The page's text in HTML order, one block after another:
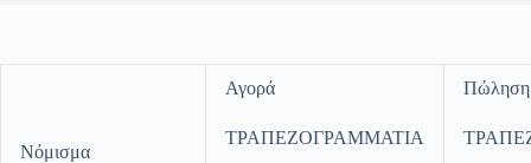
Νόμισμα
Αγορά
ΤΡΑΠΕΖΟΓΡΑΜΜΑΤΙΑ
Πώληση